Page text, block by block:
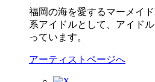
福岡の海を愛するマーメイ
系アイドルとして、アイド
っています。
アーティストページへ